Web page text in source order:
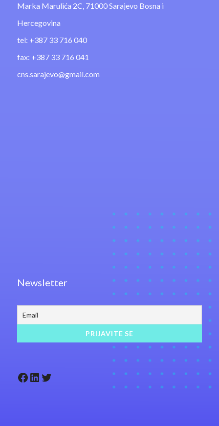
Marka Marulića 2C, 71000 Sarajevo Bosna i
Hercegovina
tel: +387 33 716 040
fax: +387 33 716 041
cns.sarajevo@gmail.com
Newsletter
Facebook LinkedIn Twitter